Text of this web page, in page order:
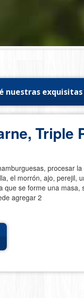
nuestras
Triple
procesar
el morrón, ajo, perejil,
que se forme una masa,
agregar 2